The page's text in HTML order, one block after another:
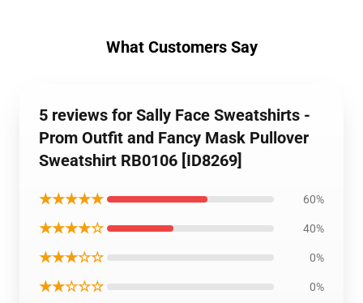
What Customers Say
5 reviews for Sally Face Sweatshirts -
Prom Outfit and Fancy Mask Pullover
Sweatshirt RB0106 [ID8269]
★★★★★ 60%
★★★★☆ 40%
★★★☆☆ 0%
★★☆☆☆ 0%